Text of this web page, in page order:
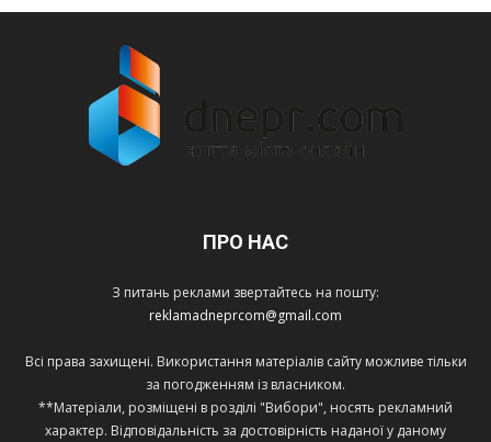
ПРО НАС
З питань реклами звертайтесь на пошту:
reklamadneprcom@gmail.com
Всі права захищені. Використання матеріалів сайту можливе тільки
за погодженням із власником.
**Матеріали, розміщені в розділі "Вибори", носять рекламний
характер. Відповідальність за достовірність наданої у даному